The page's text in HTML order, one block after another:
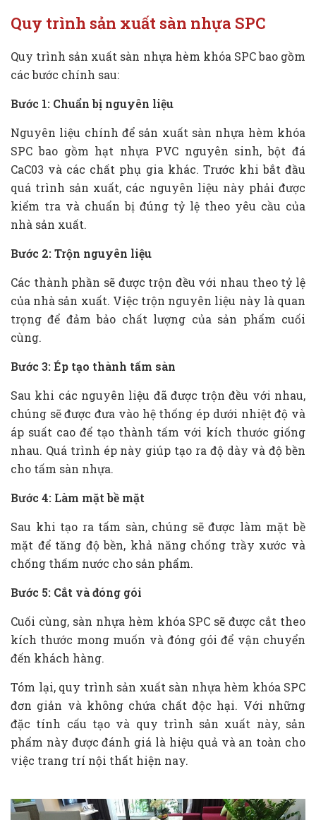
Quy trình sản xuất sàn nhựa SPC
Quy trình sản xuất sàn nhựa hèm khóa SPC bao gồm
các bước chính sau:
Bước 1: Chuẩn bị nguyên liệu
Nguyên liệu chính để sản xuất sàn nhựa hèm khóa
SPC bao gồm hạt nhựa PVC nguyên sinh, bột đá
CaC03 và các chất phụ gia khác. Trước khi bắt đầu
quá trình sản xuất, các nguyên liệu này phải được
kiểm tra và chuẩn bị đúng tỷ lệ theo yêu cầu của
nhà sản xuất.
Bước 2: Trộn nguyên liệu
Các thành phần sẽ được trộn đều với nhau theo tỷ lệ
của nhà sản xuất. Việc trộn nguyên liệu này là quan
trọng để đảm bảo chất lượng của sản phẩm cuối
cùng.
Bước 3: Ép tạo thành tấm sàn
Sau khi các nguyên liệu đã được trộn đều với nhau,
chúng sẽ được đưa vào hệ thống ép dưới nhiệt độ và
áp suất cao để tạo thành tấm với kích thước giống
nhau. Quá trình ép này giúp tạo ra độ dày và độ bền
cho tấm sàn nhựa.
Bước 4: Làm mặt bề mặt
Sau khi tạo ra tấm sàn, chúng sẽ được làm mặt bề
mặt để tăng độ bền, khả năng chống trầy xước và
chống thấm nước cho sản phẩm.
Bước 5: Cắt và đóng gói
Cuối cùng, sàn nhựa hèm khóa SPC sẽ được cắt theo
kích thước mong muốn và đóng gói để vận chuyển
đến khách hàng.
Tóm lại, quy trình sản xuất sàn nhựa hèm khóa SPC
đơn giản và không chứa chất độc hại. Với những
đặc tính cấu tạo và quy trình sản xuất này, sản
phẩm này được đánh giá là hiệu quả và an toàn cho
việc trang trí nội thất hiện nay.